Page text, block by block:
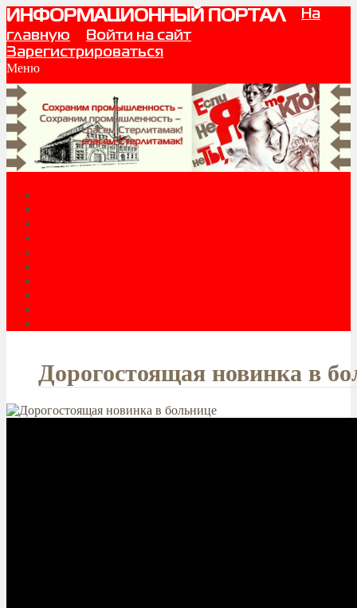
ИНФОРМАЦИОННЫЙ ПОРТАЛ
На
главную
Войти на сайт
Зарегистрироваться
Меню
Дорогостоящая новинка в